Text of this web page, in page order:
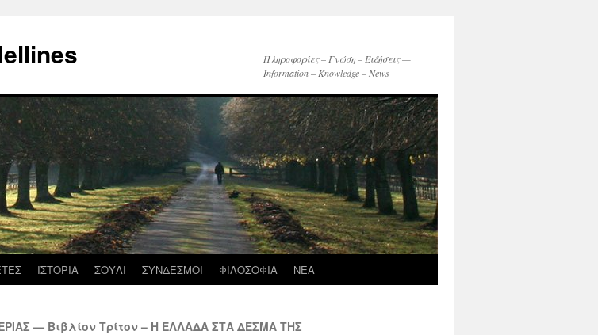
Πληροφορίες – Γνώση – Ειδήσεις —
Information – Knowledge – News
ΙΣΤΟΡΙΑ ΣΟΥΛΙ ΣΥΝΔΕΣΜΟΙ ΦΙΛΟΣΟΦΙΑ ΝΕΑ
— Βιβλίον Τρίτον – Η ΕΛΛΑΔΑ ΣΤΑ ΔΕΣΜΑ ΤΗΣ